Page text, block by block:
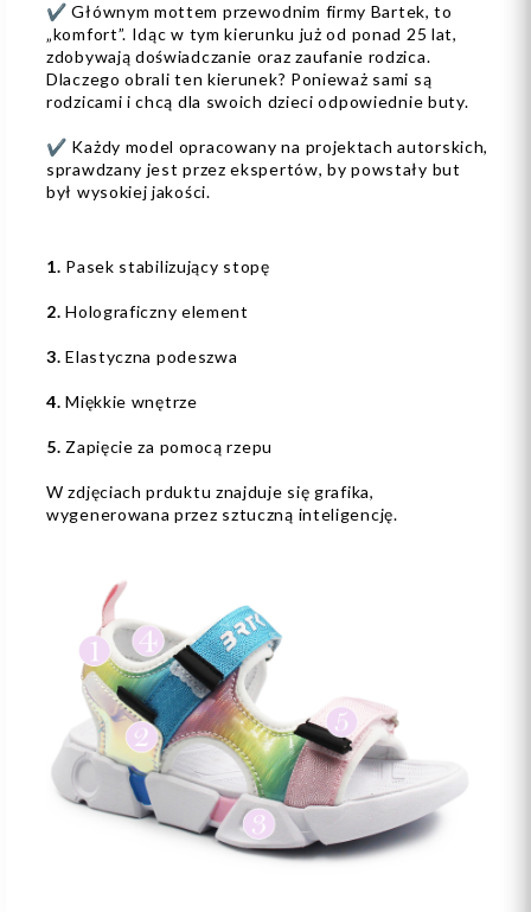
✔️ Głównym mottem przewodnim firmy Bartek, to
„komfort”. Idąc w tym kierunku już od ponad 25 lat,
zdobywają doświadczanie oraz zaufanie rodzica.
Dlaczego obrali ten kierunek? Ponieważ sami są
rodzicami i chcą dla swoich dzieci odpowiednie buty.
✔️ Każdy model opracowany na projektach autorskich,
sprawdzany jest przez ekspertów, by powstały but
był wysokiej jakości.
1. Pasek stabilizujący stopę
2.Holograficzny element
3. Elastyczna podeszwa
4.Miękkie wnętrze
5. Zapięcie za pomocą rzepu
W zdjęciach prduktu znajduje się grafika,
wygenerowana przez sztuczną inteligencję.